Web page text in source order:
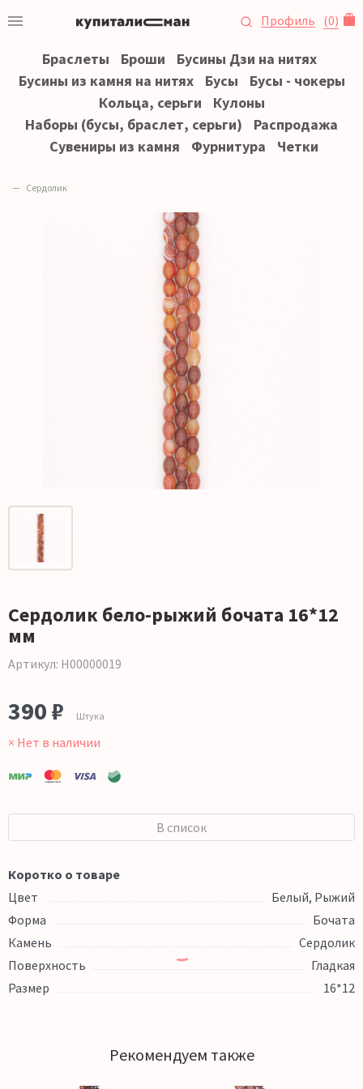
Профиль (0)
Браслеты Броши
Бусины Дзи на нитях
Бусины из камня на нитях
Бусы
Бусы - чокеры
Кольца, серьги
Кулоны
Наборы (бусы, браслет, серьги)
Распродажа
Сувениры из камня
Фурнитура Четки
Сердолик
Сердолик бело-рыжий бочата 16*12
мм
Артикул: Н00000019
390 ₽ Штука
× Нет в наличии
В список
Коротко о товаре
Цвет
Белый, Рыжий
Форма
Бочата
Камень
Сердолик
Поверхность
Гладкая
Размер
16*12
Рекомендуем также